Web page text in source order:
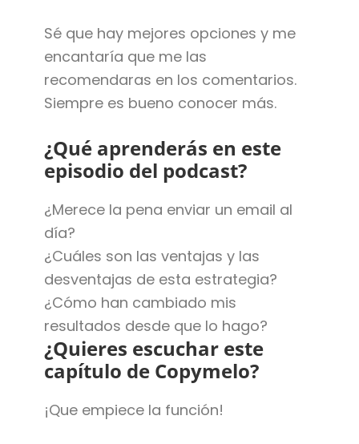
Sé que hay mejores opciones y me
encantaría que me las
recomendaras en los comentarios.
Siempre es bueno conocer más.
¿Qué aprenderás en este
episodio del podcast?
¿Merece la pena enviar un email al
día?
¿Cuáles son las ventajas y las
desventajas de esta estrategia?
¿Cómo han cambiado mis
resultados desde que lo hago?
¿Quieres escuchar este
capítulo de Copymelo?
¡Que empiece la función!